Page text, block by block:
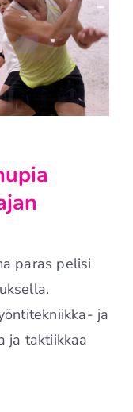
paras pelisi
ja
ja taktiikkaa